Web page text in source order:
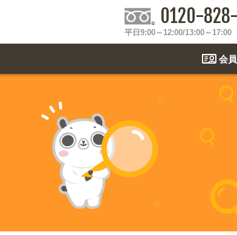
0120-
平日9:00～12:00/13:00～17:00
会
関連アイテムを見る
お届け納期と配送方法
オリジナルオーダー制作事例